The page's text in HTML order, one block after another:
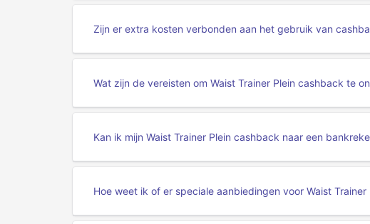
Zijn er extra kosten verbonden aan het gebruik van
Wat zijn de vereisten om Waist Trainer Plein cashback te
Kan ik mijn Waist Trainer Plein cashback naar een
Hoe weet ik of er speciale aanbiedingen voor Waist